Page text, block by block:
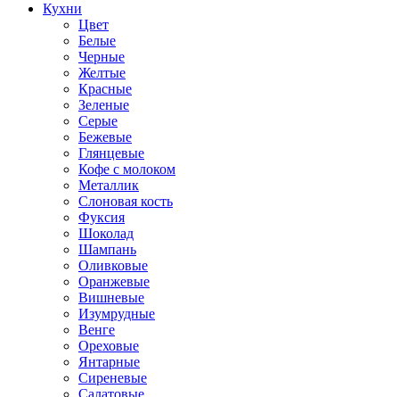
Кухни
Цвет
Белые
Черные
Желтые
Красные
Зеленые
Серые
Бежевые
Глянцевые
Кофе с молоком
Металлик
Слоновая кость
Фуксия
Шоколад
Шампань
Оливковые
Оранжевые
Вишневые
Изумрудные
Венге
Ореховые
Янтарные
Сиреневые
Салатовые